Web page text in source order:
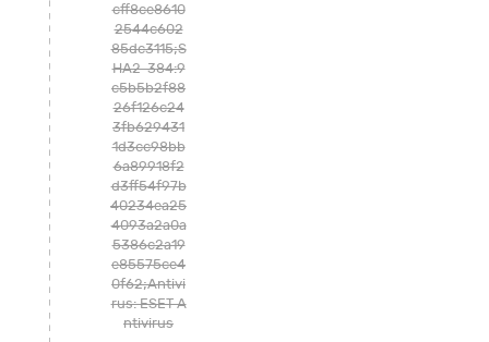
cff8ce8610
2544c602
85dc3115;S
HA2-384:9
c5b5b2f88
26f126c24
3fb629431
1d3cc98bb
6a89918f2
d3ff54f97b
40234ea25
4093a2a0a
5386c2a19
e85575ce4
0f62;Antivi
rus: ESET A
ntivirus